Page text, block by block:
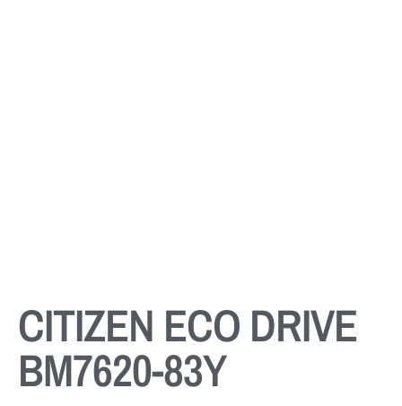
CITIZEN ECO DRIVE
BM7620-83Y